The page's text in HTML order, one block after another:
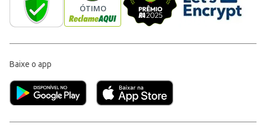
Baixe o app